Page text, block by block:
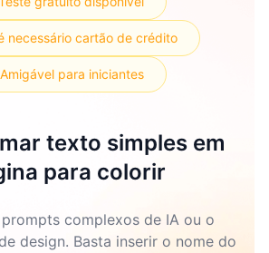
necessário cartão de crédito
Amigável para iniciantes
texto simples em
para colorir
complexos de IA ou o
design. Basta inserir o nome do